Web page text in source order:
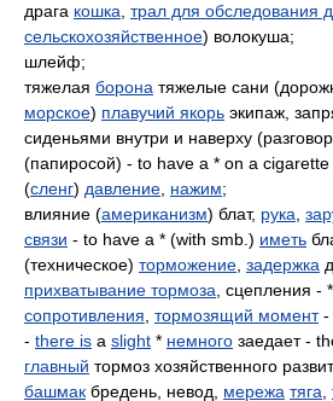
драга кошка трал для обследования
сельскохозяйственное) волокуша;
шлейф;
тяжелая борона тяжелые сани
морское) плавучий якорь экипаж,
сиденьями внутри и наверху
(папиросой) - to have a * on a cigarette
(сленг) давление нажим;
влияние (американизм) блат, рука
связи - to have a * (with smb.) иметь
(техническое) торможение задержка
прихватывание тормоза , сцепления - *
сопротивления тормозящий момент-
- there is a slight * немного заедает -
главный тормоз хозяйственного
башмак бредень, невод, мережа тяга